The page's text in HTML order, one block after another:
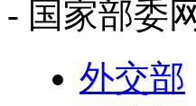
- 国家部委
外交部